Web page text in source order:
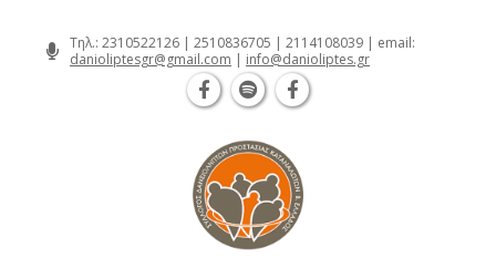
Τηλ.: 2310522126 | 2510836705 | 2114108039 | email:
danioliptesgr@gmail.com | info@danioliptes.gr